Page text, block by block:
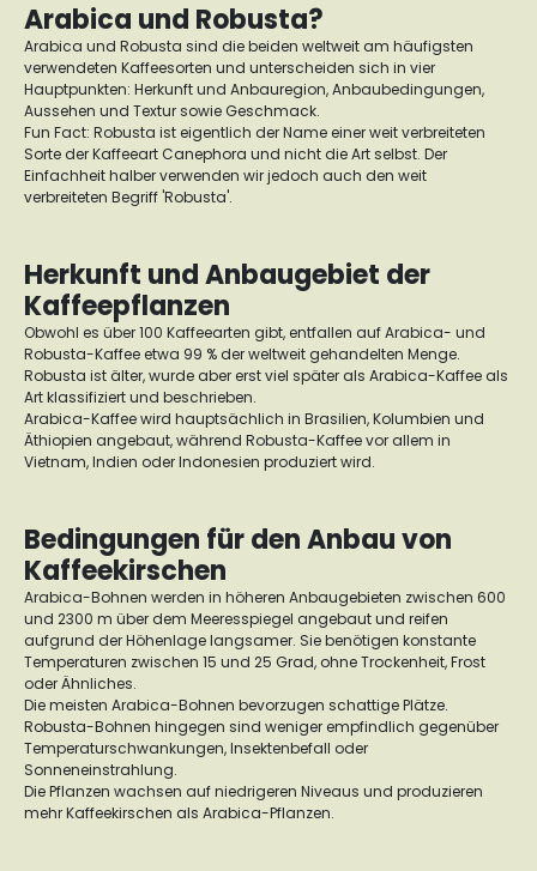
Arabica und Robusta?
Arabica und Robusta sind die beiden weltweit am häufigsten
verwendeten Kaffeesorten und unterscheiden sich in vier
Hauptpunkten: Herkunft und Anbauregion, Anbaubedingungen,
Aussehen und Textur sowie Geschmack.
Fun Fact: Robusta ist eigentlich der Name einer weit verbreiteten
Sorte der Kaffeeart Canephora und nicht die Art selbst. Der
Einfachheit halber verwenden wir jedoch auch den weit
verbreiteten Begriff 'Robusta'.
Herkunft und Anbaugebiet der
Kaffeepflanzen
Obwohl es über 100 Kaffeearten gibt, entfallen auf Arabica- und
Robusta-Kaffee etwa 99 % der weltweit gehandelten Menge.
Robusta ist älter, wurde aber erst viel später als Arabica-Kaffee als
Art klassifiziert und beschrieben.
Arabica-Kaffee wird hauptsächlich in Brasilien, Kolumbien und
Äthiopien angebaut, während Robusta-Kaffee vor allem in
Vietnam, Indien oder Indonesien produziert wird.
Bedingungen für den Anbau von
Kaffeekirschen
Arabica-Bohnen werden in höheren Anbaugebieten zwischen 600
und 2300 m über dem Meeresspiegel angebaut und reifen
aufgrund der Höhenlage langsamer. Sie benötigen konstante
Temperaturen zwischen 15 und 25 Grad, ohne Trockenheit, Frost
oder Ähnliches.
Die meisten Arabica-Bohnen bevorzugen schattige Plätze.
Robusta-Bohnen hingegen sind weniger empfindlich gegenüber
Temperaturschwankungen, Insektenbefall oder
Sonneneinstrahlung.
Die Pflanzen wachsen auf niedrigeren Niveaus und produzieren
mehr Kaffeekirschen als Arabica-Pflanzen.